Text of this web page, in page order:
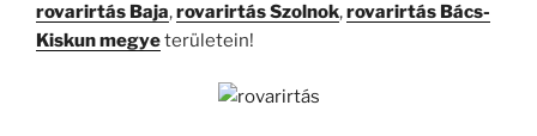
rovarirtás Baja,rovarirtás Szolnok,rovarirtás Bács-
Kiskun megyeterületein!